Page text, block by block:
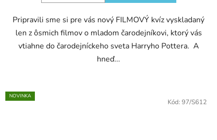
Pripravili sme si pre vás nový FILMOVÝ kvíz vyskladaný
len z ôsmich filmov o mladom čarodejníkovi, ktorý vás
vtiahne do čarodejníckeho sveta Harryho Pottera. A
hneď...
NOVINKA
Kód: 97/S612